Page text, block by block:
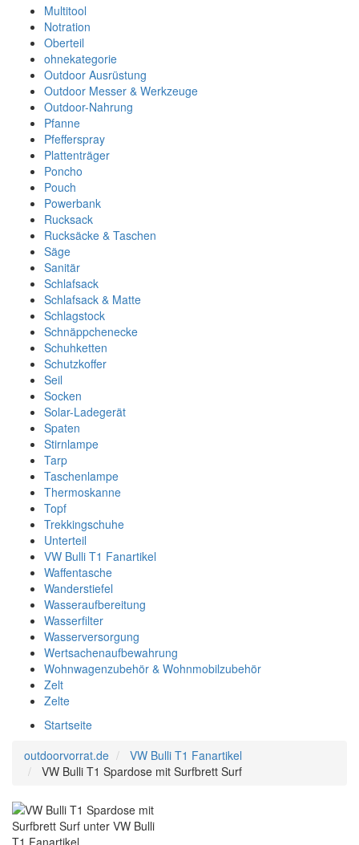
Multitool
Notration
Oberteil
ohnekategorie
Outdoor Ausrüstung
Outdoor Messer & Werkzeuge
Outdoor-Nahrung
Pfanne
Pfefferspray
Plattenträger
Poncho
Pouch
Powerbank
Rucksack
Rucksäcke & Taschen
Säge
Sanitär
Schlafsack
Schlafsack & Matte
Schlagstock
Schnäppchenecke
Schuhketten
Schutzkoffer
Seil
Socken
Solar-Ladegerät
Spaten
Stirnlampe
Tarp
Taschenlampe
Thermoskanne
Topf
Trekkingschuhe
Unterteil
VW Bulli T1 Fanartikel
Waffentasche
Wanderstiefel
Wasseraufbereitung
Wasserfilter
Wasserversorgung
Wertsachenaufbewahrung
Wohnwagenzubehör & Wohnmobilzubehör
Zelt
Zelte
Startseite
outdoorvorrat.de
VW Bulli T1 Fanartikel
VW Bulli T1 Spardose mit Surfbrett Surf